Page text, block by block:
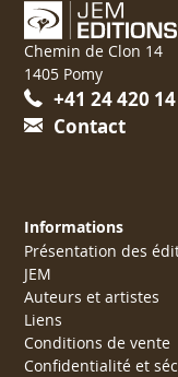
Chemin de Clon 14
1405 Pomy
+41 24 420
Contact
Informations
Présentation des
JEM
Auteurs et artistes
Liens
Conditions de vente
Confidentialité et